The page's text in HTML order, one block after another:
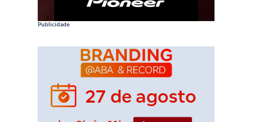
Publicidade